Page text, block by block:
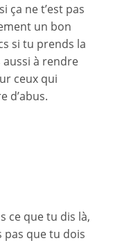
ça ne t’est pas
un bon
si tu prends la
à rendre
ceux qui
d’abus.
ce que tu dis là,
pas que tu dois